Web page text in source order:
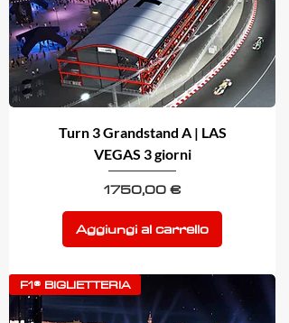
Turn 3 Grandstand A | LAS
VEGAS 3 giorni
Prezzo
1750,00 €
Aggiungi al carrello
F1® BIGLIETTERIA